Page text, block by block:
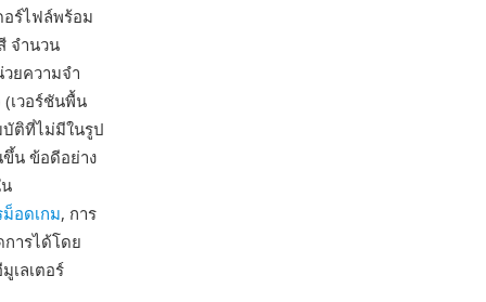
อร์ไฟล์พร้อม
จำนวน
ยความจำ
(เวอร์ชันพื้น
บัติที่ไม่มีในรูป
น ข้อดีอย่าง
ม็อดเกม, การ
ารได้โดย
เลเตอร์